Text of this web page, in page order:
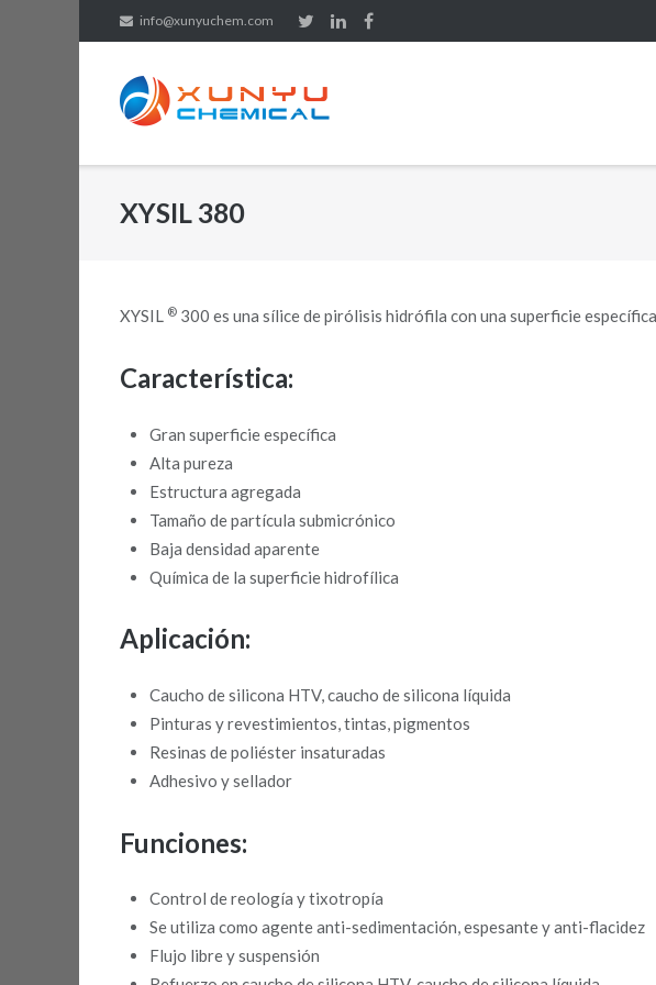
al
info@xunyuchem.com
XYSIL 380
XYSIL ® 300 es una sílice de pirólisis hidrófila con una superficie
Característica:
Gran superficie específica
Alta pureza
Estructura agregada
Tamaño de partícula submicrónico
Baja densidad aparente
Química de la superficie hidrofílica
Aplicación:
Caucho de silicona HTV, caucho de silicona líquida
Pinturas y revestimientos, tintas, pigmentos
Resinas de poliéster insaturadas
Adhesivo y sellador
Funciones:
Control de reología y tixotropía
Se utiliza como agente anti-sedimentación, espesante y anti-flacidez
Flujo libre y suspensión